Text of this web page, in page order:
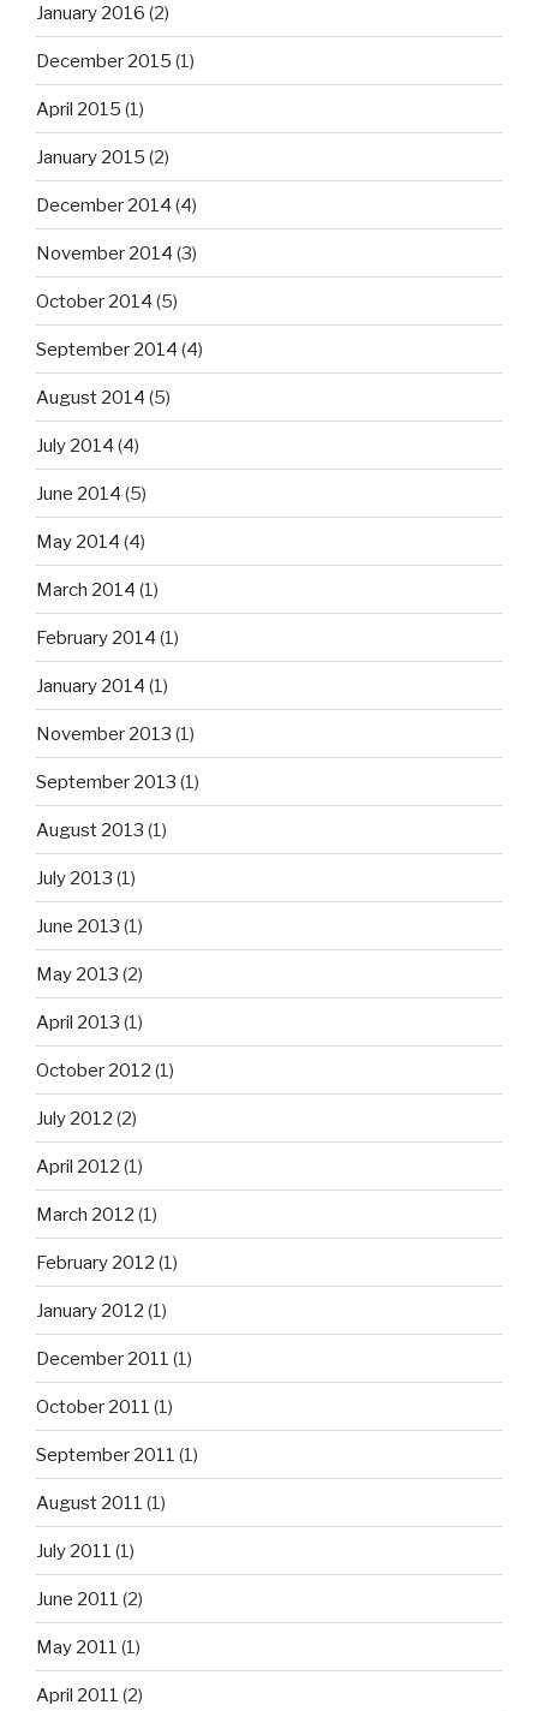
January 2016 (2)
December 2015 (1)
April 2015 (1)
January 2015 (2)
December 2014 (4)
November 2014 (3)
October 2014 (5)
September 2014 (4)
August 2014 (5)
July 2014 (4)
June 2014 (5)
May 2014 (4)
March 2014 (1)
February 2014 (1)
January 2014 (1)
November 2013 (1)
September 2013 (1)
August 2013 (1)
July 2013 (1)
June 2013 (1)
May 2013 (2)
April 2013 (1)
October 2012 (1)
July 2012 (2)
April 2012 (1)
March 2012 (1)
February 2012 (1)
January 2012 (1)
December 2011 (1)
October 2011 (1)
September 2011 (1)
August 2011 (1)
July 2011 (1)
June 2011 (2)
May 2011 (1)
April 2011 (2)